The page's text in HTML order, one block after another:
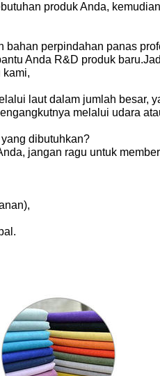
produk Anda,
bahan perpindahan panas
Anda R&D produk
kami,
laut dalam jumlah besar,
melalui udara
dibutuhkan?
jangan ragu untuk